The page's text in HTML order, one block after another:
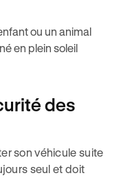
ou un animal
en plein soleil
des
son véhicule suite
seul et doit